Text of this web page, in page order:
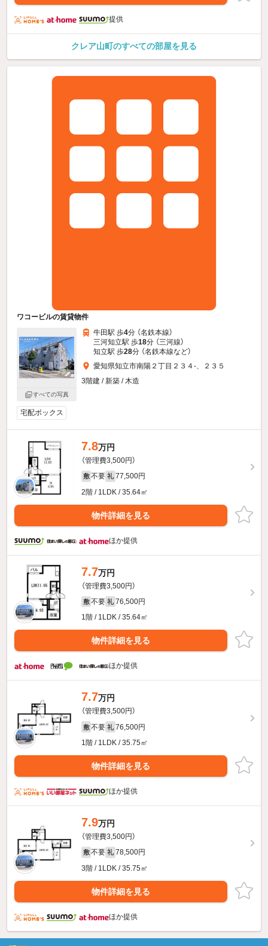
提供
クレア山町のすべての部屋を見る
ワコービルの賃貸物件
すべての写真
牛田駅 歩4分 （名鉄本線）
三河知立駅 歩18分 （三河線）
知立駅 歩28分 （名鉄本線など）
愛知県知立市南陽２丁目２３４-、２３５
3階建 / 新築 / 木造
宅配ボックス
7.8万円
（管理費3,500円）
敷 不要 礼 77,500円
2階 / 1LDK / 35.64㎡
物件詳細を見る
ほか提供
7.7万円
（管理費3,500円）
敷 不要 礼 76,500円
1階 / 1LDK / 35.64㎡
物件詳細を見る
ほか提供
7.7万円
（管理費3,500円）
敷 不要 礼 76,500円
1階 / 1LDK / 35.75㎡
物件詳細を見る
ほか提供
7.9万円
（管理費3,500円）
敷 不要 礼 78,500円
3階 / 1LDK / 35.75㎡
物件詳細を見る
ほか提供